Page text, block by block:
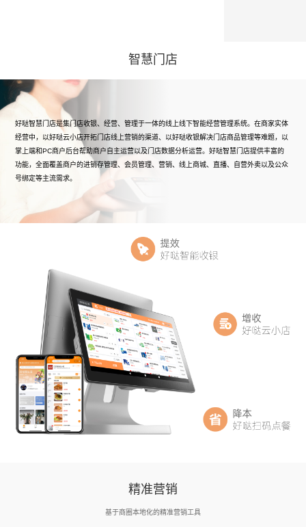
智慧门店
好哒智慧门店是集门店收银、经营、管理于一体的线上线下智能经营管理系统。在商家实体
经营中，以好哒云小店开拓门店线上营销的渠道、以好哒收银解决门店商品管理等难题，以
掌上端和PC商户后台帮助商户自主运营以及门店数据分析运营。好哒智慧门店提供丰富的
功能，全面覆盖商户的进销存管理、会员管理、营销、线上商城、直播、自营外卖以及公众
号绑定等主流需求。
精准营销
基于商圈本地化的精准营销工具